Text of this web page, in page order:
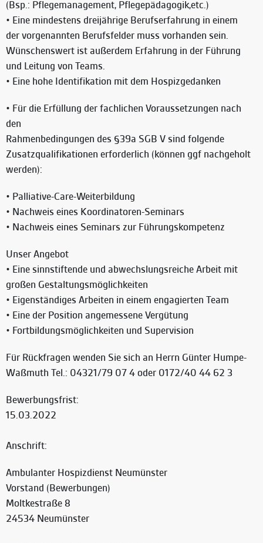
(Bsp.: Pflegemanagement, Pflegepädagogik,etc.)
• Eine mindestens dreijährige Berufserfahrung in einem
der vorgenannten Berufsfelder muss vorhanden sein.
Wünschenswert ist außerdem Erfahrung in der Führung
und Leitung von Teams.
• Eine hohe Identifikation mit dem Hospizgedanken
• Für die Erfüllung der fachlichen Voraussetzungen nach
den
Rahmenbedingungen des §39a SGB V sind folgende
Zusatzqualifikationen erforderlich (können ggf nachgeholt
werden):
• Palliative-Care-Weiterbildung
• Nachweis eines Koordinatoren-Seminars
• Nachweis eines Seminars zur Führungskompetenz
Unser Angebot
• Eine sinnstiftende und abwechslungsreiche Arbeit mit
großen Gestaltungsmöglichkeiten
• Eigenständiges Arbeiten in einem engagierten Team
• Eine der Position angemessene Vergütung
• Fortbildungsmöglichkeiten und Supervision
Für Rückfragen wenden Sie sich an Herrn Günter Humpe-
Waßmuth Tel.: 04321/79 07 4 oder 0172/40 44 62 3
Bewerbungsfrist:
15.03.2022
Anschrift:
Ambulanter Hospizdienst Neumünster
Vorstand (Bewerbungen)
Moltkestraße 8
24534 Neumünster